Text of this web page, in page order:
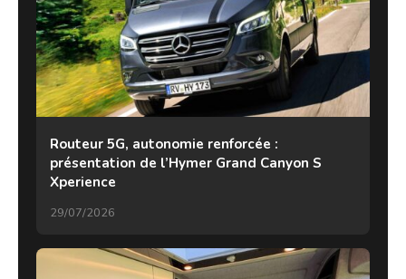
Routeur 5G, autonomie renforcée :
présentation de l’Hymer Grand Canyon S
Xperience
29/07/2026